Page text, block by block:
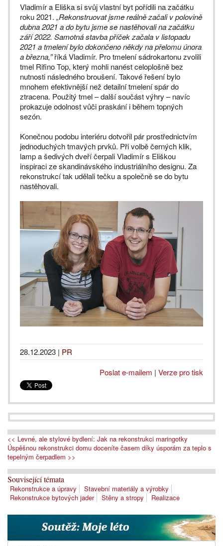
Vladimír a Eliška si svůj vlastní byt pořídili na začátku
roku 2021. „Rekonstruovat jsme reálně začali v polovině
dubna 2021 a do bytu jsme se nastěhovali na začátku
září 2022. Samotná stavba příček začala v listopadu
2021 a tmelení bylo dokončeno někdy na přelomu února
a března,”říká Vladimír. Pro tmelení sádrokartonu zvolili
tmel Rifino Top, který mohli nanést celoplošně bez
nutnosti následného broušení. Takové řešení bylo
mnohem efektivnější než detailní tmelení spár do
ztracena. Použitý tmel – další součást výhry – navíc
prokazuje odolnost vůči praskání i během topných
sezón.
Konečnou podobu interiéru dotvořil pár prostřednictvím
jednoduchých tmavých prvků. Při volbě černých klik,
lamp a šedivých dveří čerpali Vladimír s Eliškou
inspiraci ze skandinávského industriálního designu. Za
rekonstrukcí tak udělali tečku a společně se do bytu
nastěhovali.
28.12.2023 | PR
Poslat e-mailem | Verze pro tisk
<< Levné, ale stylové bydlení: Jak na rekonstrukci maringotky
Úspěšnou rekonstrukci domu doceníte časem díky úsporám za teplo s
tepelným čerpadlem >>
Související témata
Rekonstrukce a úpravy
Stavební materiály a výrobky
Rekonstrukce bytových jader
Stěny a stropy Realizace